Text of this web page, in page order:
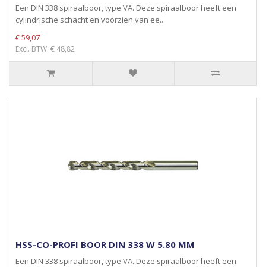
Een DIN 338 spiraalboor, type VA. Deze spiraalboor heeft een
cylindrische schacht en voorzien van ee..
€ 59,07
Excl. BTW: € 48,82
HSS-CO-PROFI BOOR DIN 338 W 5.80 MM
Een DIN 338 spiraalboor, type VA. Deze spiraalboor heeft een